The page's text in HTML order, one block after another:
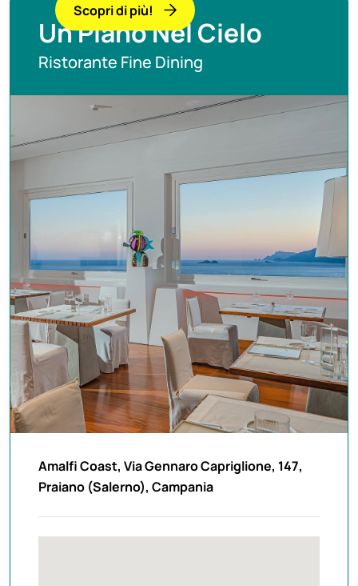
Scopri di più!
Un Piano Nel Cielo
Ristorante Fine Dining
Amalfi Coast, Via Gennaro Capriglione, 147,
Praiano (Salerno), Campania